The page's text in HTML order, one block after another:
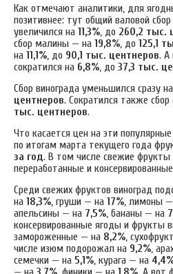
Как отмечают аналитики, для
позитивнее: тут общий валовой
увеличился на 11,3%, до 260,2 тыс.
сбор малины — на 19,8%, до 125,1
на 11,1%, до 90,1 тыс. центнеров. А
сократился на 6,8%, до 37,3 тыс.
Сбор винограда уменьшился сразу на
центнеров. Сократился также сбор
тыс. центнеров.
Что касается цен на эти
по итогам марта текущего года
за год. В том числе свежие фрукты
переработанные и
Среди свежих фруктов виноград
на 18,3%, груши — на 17%, лимоны
апельсины — на 7,5%, бананы — на
консервированные ягоды и фрукты
замороженные — на 8,2%,
числе изюм подорожал на 9,2%,
семечки — на 5,1%, курага — на